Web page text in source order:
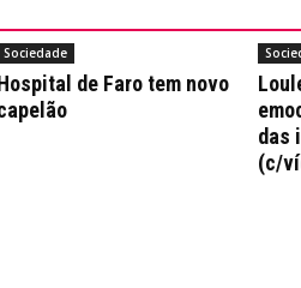
Sociedade
de Faro tem novo
das
(c/